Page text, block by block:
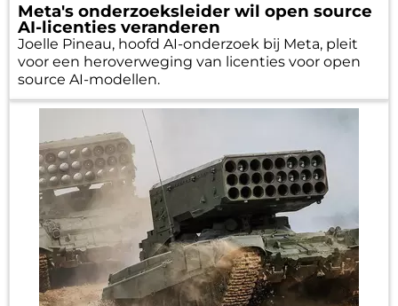
Meta's onderzoeksleider wil open source
AI-licenties veranderen
Joelle Pineau, hoofd AI-onderzoek bij Meta, pleit
voor een heroverweging van licenties voor open
source AI-modellen.